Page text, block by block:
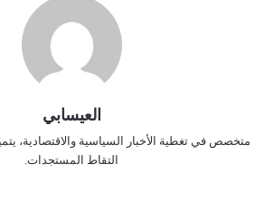
العيسابي
متخصص في تغطية الأخبار السياسية والاقتصادية،
التقاط المستجدات.